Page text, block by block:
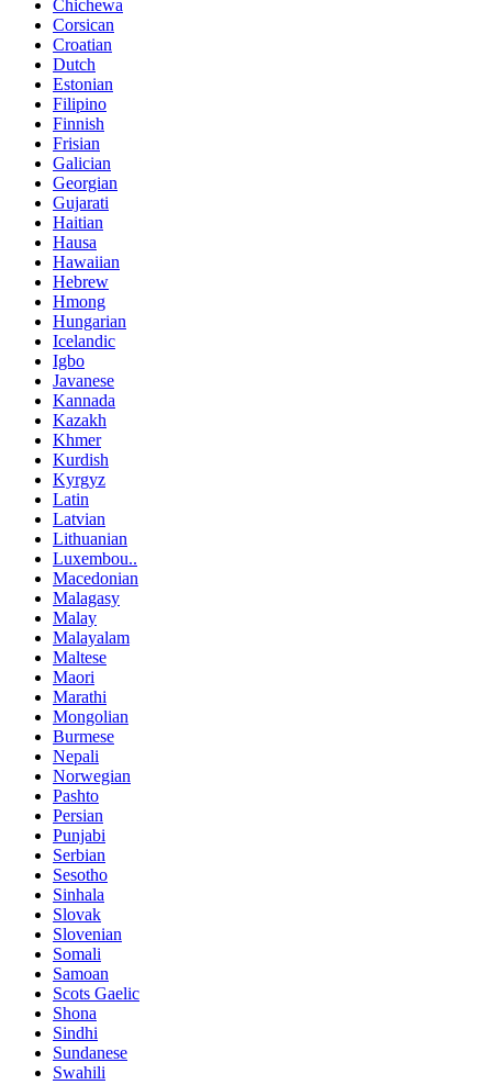
Chichewa
Corsican
Croatian
Dutch
Estonian
Filipino
Finnish
Frisian
Galician
Georgian
Gujarati
Haitian
Hausa
Hawaiian
Hebrew
Hmong
Hungarian
Icelandic
Igbo
Javanese
Kannada
Kazakh
Khmer
Kurdish
Kyrgyz
Latin
Latvian
Lithuanian
Luxembou..
Macedonian
Malagasy
Malay
Malayalam
Maltese
Maori
Marathi
Mongolian
Burmese
Nepali
Norwegian
Pashto
Persian
Punjabi
Serbian
Sesotho
Sinhala
Slovak
Slovenian
Somali
Samoan
Scots Gaelic
Shona
Sindhi
Sundanese
Swahili